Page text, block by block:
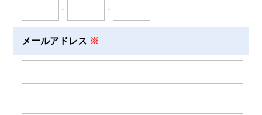
- -
メールアドレス